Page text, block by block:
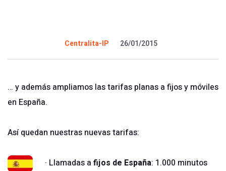
Centralita-IP 26/01/2015
… y además ampliamos las tarifas planas a fijos y móviles
en España.
Así quedan nuestras nuevas tarifas:
· Llamadas a fijos de España: 1.000 minutos